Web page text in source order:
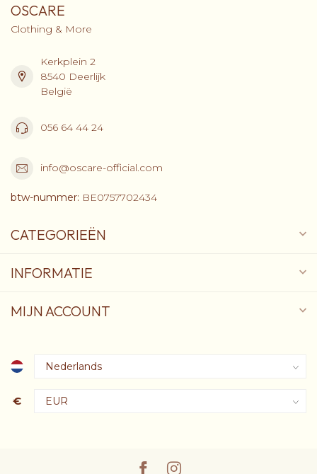
OSCARE
Clothing & More
Kerkplein 2
8540 Deerlijk
België
056 64 44 24
info@oscare-official.com
btw-nummer: BE0757702434
CATEGORIEËN
INFORMATIE
MIJN ACCOUNT
€